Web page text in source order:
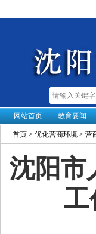
网站首页 教育要闻
首页 > 优化营商环境 > 营
沈阳市
工